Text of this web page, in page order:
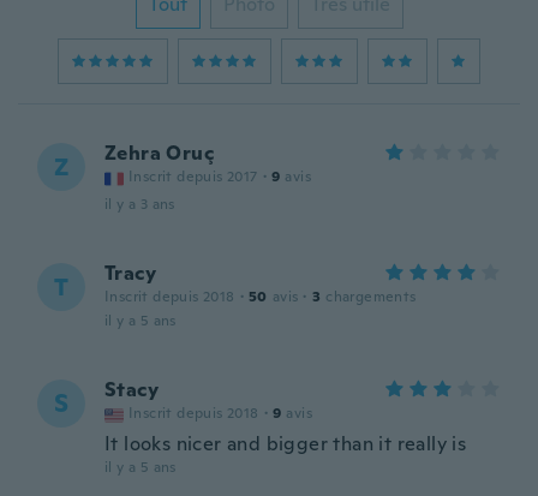
Z Zehra Oruç
Inscrit depuis 2017 · 9 avis
il y a 3 ans
T Tracy
Inscrit depuis 2018 · 50 avis · 3 chargements
il y a 5 ans
S Stacy
Inscrit depuis 2018 · 9 avis
It looks nicer and bigger than it really is
il y a 5 ans